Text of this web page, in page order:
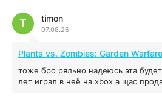
04.12.2025
MAFIA: THE OLD
44.98 ГБ 2025
04.12.2025
timon
07.08.26
T
Plants vs. Zombies: Garden
тоже бро ряльно надеюсь эта
лет играл в неё на xbox а щас